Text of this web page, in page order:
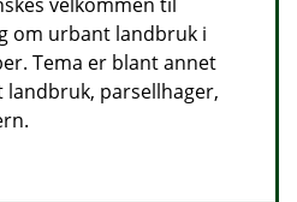
om urbant landbruk i
Tema er blant annet
parsellhager,